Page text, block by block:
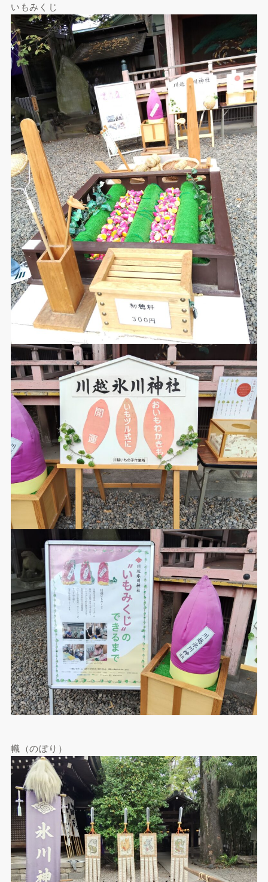
いもみくじ
幟（のぼり）